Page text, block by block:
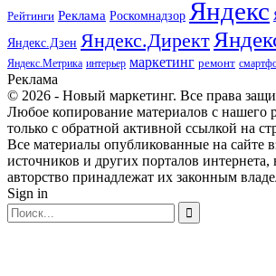
Рейтинги Реклама Роскомнадзор Яндекс
Яндекс.Дзен Яндекс.Директ
Яндекс.Метрика интерьер маркетинг ремонт
Реклама
© 2026 - Новый маркетинг. Все права
Любое копирование материалов с нашего
только с обратной активной ссылкой на
Все материалы опубликованные на сайте
источников и других порталов интернета,
авторство принадлежат их законным
Sign in